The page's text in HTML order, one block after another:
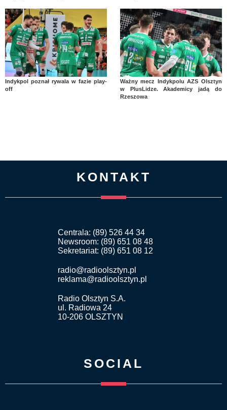
Indykpol poznał rywala w fazie play-
off
Ważny mecz Indykpolu AZS Olsztyn
w PlusLidze. Akademicy jadą do
Rzeszowa
KONTAKT
Centrala: (89) 526 44 34
Newsroom: (89) 651 08 48
Sekretariat: (89) 651 08 12
radio@radioolsztyn.pl
reklama@radioolsztyn.pl
Radio Olsztyn S.A.
ul. Radiowa 24
10-206 OLSZTYN
SOCIAL